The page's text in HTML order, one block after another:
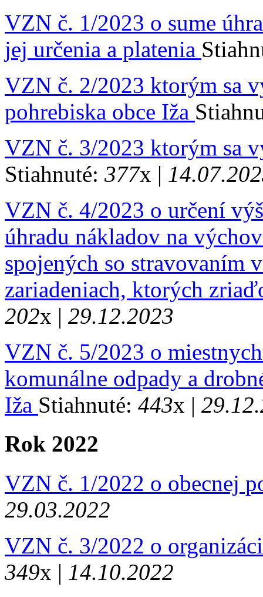
VZN č. 1/2023 o sume
jej určenia a platenia
VZN č. 2/2023 ktorým sa
pohrebiska obce Iža
VZN č. 3/2023 ktorým sa
Stiahnuté: 377x |
VZN č. 4/2023 o určení
úhradu nákladov na
spojených so stravovaním
zariadeniach, ktorých
202x | 29.12.2023
VZN č. 5/2023 o
komunálne odpady a
Iža Stiahnuté: 443x |
Rok 2022
VZN č. 1/2022 o obecnej
29.03.2022
VZN č. 3/2022 o
349x | 14.10.2022